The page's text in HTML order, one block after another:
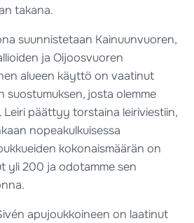
takana.
suunnistetaan Kainuunvuoren,
ja Oijoosvuoren
alueen käyttö on vaatinut
suostumuksen, josta olemme
Leiri päättyy torstaina leiriviestiin,
nopeakulkuisessa
kokonaismäärän on
yli 200 ja odotamme sen
apujoukkoineen on laatinut